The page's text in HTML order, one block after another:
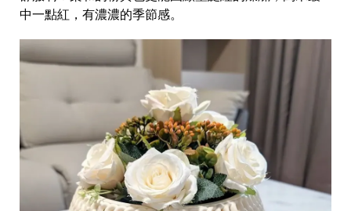
中一點紅，有濃濃的季節感。